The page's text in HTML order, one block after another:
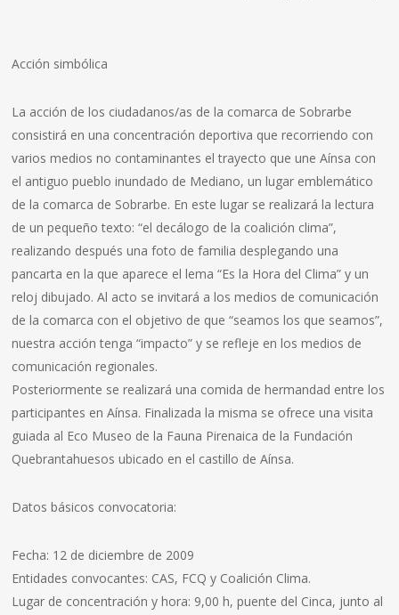
Acción simbólica
La acción de los ciudadanos/as de la comarca de Sobrarbe
consistirá en una concentración deportiva que recorriendo con
varios medios no contaminantes el trayecto que une Aínsa con
el antiguo pueblo inundado de Mediano, un lugar emblemático
de la comarca de Sobrarbe. En este lugar se realizará la lectura
de un pequeño texto: “el decálogo de la coalición clima”,
realizando después una foto de familia desplegando una
pancarta en la que aparece el lema “Es la Hora del Clima” y un
reloj dibujado. Al acto se invitará a los medios de comunicación
de la comarca con el objetivo de que “seamos los que seamos”,
nuestra acción tenga “impacto” y se refleje en los medios de
comunicación regionales.
Posteriormente se realizará una comida de hermandad entre los
participantes en Aínsa. Finalizada la misma se ofrece una visita
guiada al Eco Museo de la Fauna Pirenaica de la Fundación
Quebrantahuesos ubicado en el castillo de Aínsa.
Datos básicos convocatoria:
Fecha: 12 de diciembre de 2009
Entidades convocantes: CAS, FCQ y Coalición Clima.
Lugar de concentración y hora: 9,00 h, puente del Cinca, junto al